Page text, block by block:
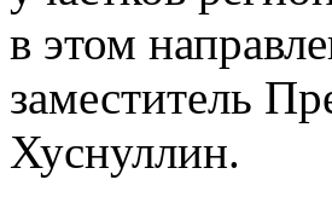
в этом
заместитель
Хуснуллин.